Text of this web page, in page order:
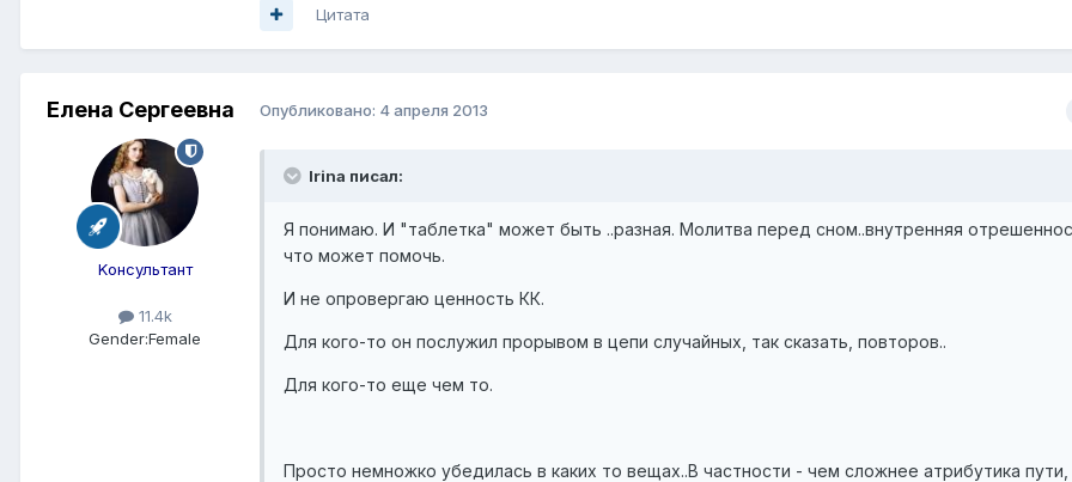
Цитата
Елена Сергеевна
Kонсультант
11.4k
Gender:Female
Опубликовано: 4 апреля 2013
Irina писал:
Я понимаю. И "таблетка" может быть ..разная. Молитва перед сном..внутренняя
что может помочь.
И не опровергаю ценность КК.
Для кого-то он послужил прорывом в цепи случайных, так сказать, повторов..
Для кого-то еще чем то.
Просто немножко убедилась в каких то вещах..В частности - чем сложнее атрибутика пути,